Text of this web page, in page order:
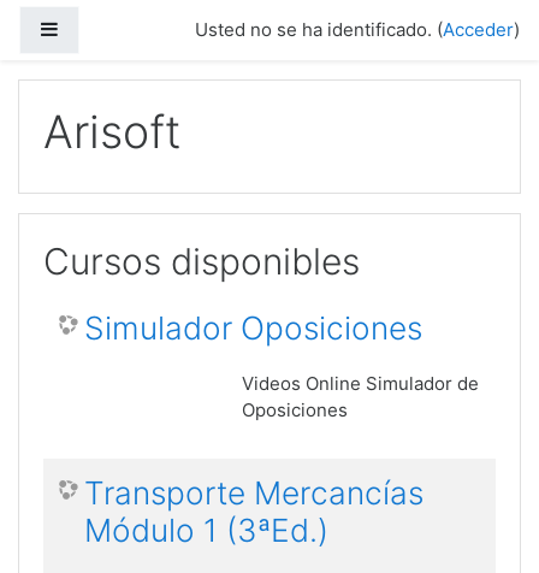
Usted no se ha identificado. (Acceder)
Arisoft
Cursos disponibles
Simulador Oposiciones
Videos Online Simulador de
Oposiciones
Transporte Mercancías
Módulo 1 (3ªEd.)